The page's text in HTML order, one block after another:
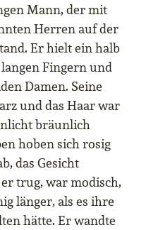
Mann, der mit
Herren auf der
Er hielt ein halb
Fingern und
Damen. Seine
und das Haar war
bräunlich
hoben sich rosig
das Gesicht
trug, war modisch,
länger, als es ihre
hätte. Er wandte